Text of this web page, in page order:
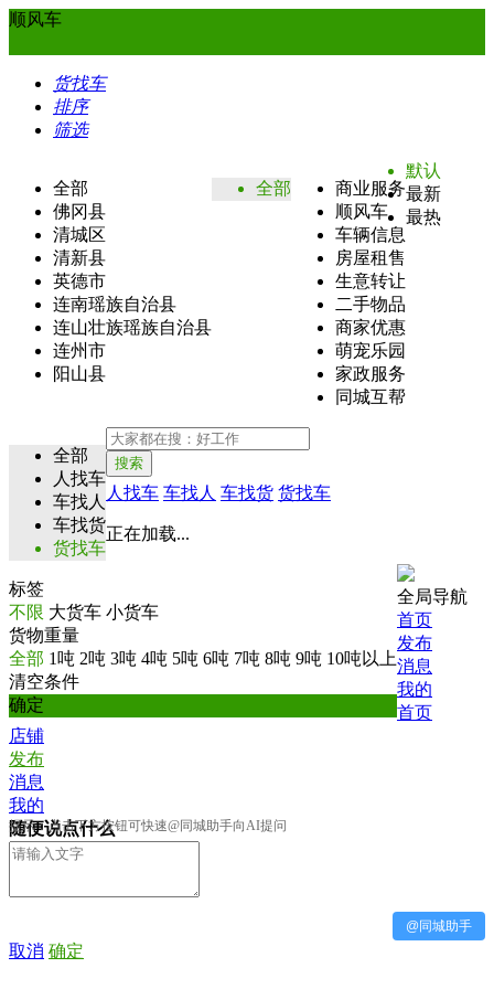
顺风车
货找车
排序
筛选
全部
佛冈县
清城区
清新县
英德市
连南瑶族自治县
连山壮族瑶族自治县
连州市
阳山县
全部
商业服务
顺风车
车辆信息
房屋租售
生意转让
二手物品
商家优惠
萌宠乐园
家政服务
同城互帮
全部
人找车
车找人
车找货
货找车
默认
最新
最热
标签
不限 大货车 小货车
货物重量
全部 1吨 2吨 3吨 4吨 5吨 6吨 7吨 8吨 9吨 10吨以上
清空条件
确定
搜索
人找车 车找人 车找货 货找车
正在加载...
全局导航
首页
发布
消息
我的
首页
店铺
发布
消息
我的
随便说点什么
提示：点击下方按钮可快速@同城助手向AI提问
@同城助手
取消 确定